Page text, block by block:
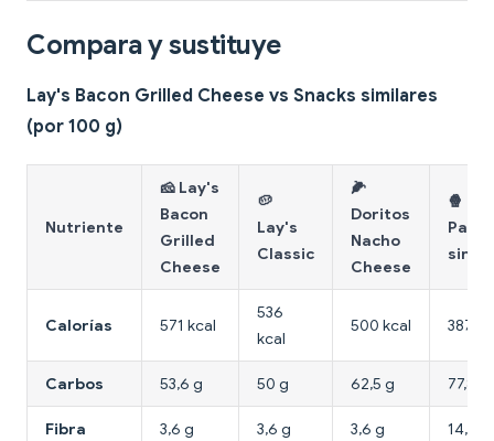
Compara y sustituye
Lay's Bacon Grilled Cheese vs Snacks similares
(por 100 g)
Nutriente
🧀 Lay's
Bacon
Grilled
Cheese
🥔
Lay's
Classic
🌽
Doritos
Nacho
Cheese
🍿
sin
Calorías 571 kcal
536
kcal
500 kcal 387
Carbos 53,6 g 50 g 62,5 g 77,8 g
Fibra 3,6 g 3,6 g 3,6 g 14,5 g